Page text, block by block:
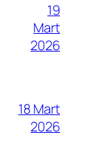
19
Mart
2026
18 Mart
2026